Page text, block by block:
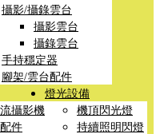
攝影/攝錄雲台
攝影雲台
攝錄雲台
手持穩定器
腳架/雲台配件
攝影機
件
燈光設備
機頂閃光燈
持續照明閃燈